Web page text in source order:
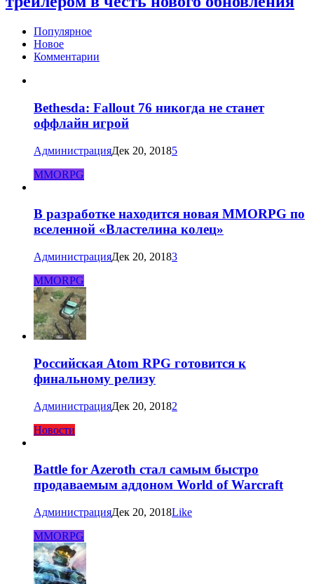
Популярное
Новое
Комментарии
Bethesda: Fallout 76 никогда не станет
оффлайн игрой
АдминистрацияДек 20, 20185
MMORPG
В разработке находится новая MMORPG по
вселенной «Властелина колец»
АдминистрацияДек 20, 20183
MMORPG
Российская Atom RPG готовится к
финальному релизу
АдминистрацияДек 20, 20182
Новости
Battle for Azeroth стал самым быстро
продаваемым аддоном World of Warcraft
АдминистрацияДек 20, 2018Like
MMORPG